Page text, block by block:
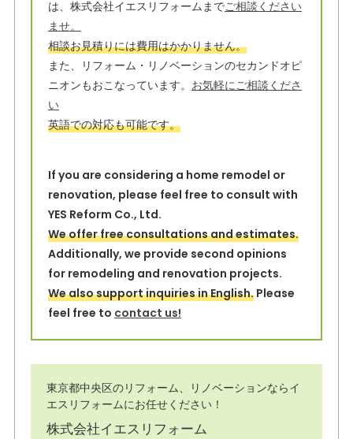
e
r
b
o
o
k
は、株式会社イエスリフォームまでご相談ください
ませ。
相談お見積りには費用はかかりません。
また、リフォーム・リノベーションのセカンドオピ
ニオンもおこなっています。 お気軽にご相談くださ
い
英語での対応も可能です。
If you are considering a home remodel or
renovation, please feel free to consult with
YES Reform Co., Ltd.
We offer free consultations and estimates.
Additionally, we provide second opinions
for remodeling and renovation projects.
We also support inquiries in English.Please
feel free to contact us!
東京都中央区のリフォーム、リノベーションならイ
エスリフォームにお任せください！
株式会社イエスリフォーム